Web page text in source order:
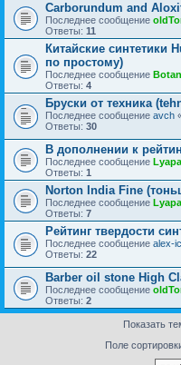
Carborundum and
Последнее сообщение
Ответы: 11
Китайские синтетики
по простому)
Последнее сообщение
Ответы: 4
Бруски от техника
Последнее сообщение avch
Ответы: 30
В дополнении к
Последнее сообщение
Ответы: 1
Norton India Fine
Последнее сообщение
Ответы: 7
Рейтинг твердости
Последнее сообщение alex-
Ответы: 22
Barber oil stone High
Последнее сообщение
Ответы: 2
Показать
Поле